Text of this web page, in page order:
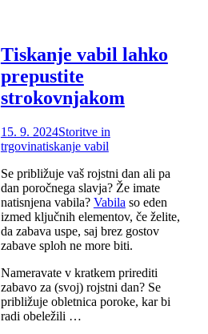
Tiskanje vabil lahko
prepustite
strokovnjakom
15. 9. 2024Storitve in
trgovinatiskanje vabil
Se približuje vaš rojstni dan ali pa
dan poročnega slavja? Že imate
natisnjena vabila? Vabila so eden
izmed ključnih elementov, če želite,
da zabava uspe, saj brez gostov
zabave sploh ne more biti.
Nameravate v kratkem prirediti
zabavo za (svoj) rojstni dan? Se
približuje obletnica poroke, kar bi
radi obeležili …